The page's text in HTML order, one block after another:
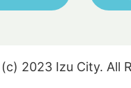
2023 Izu City. All